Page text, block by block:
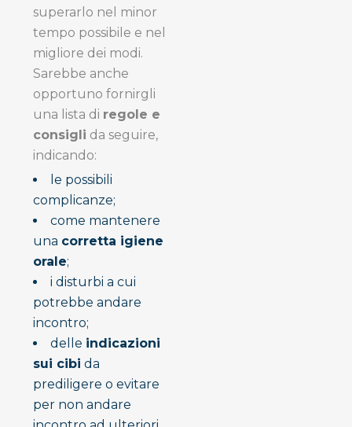
superarlo nel minor
tempo possibile e nel
migliore dei modi.
Sarebbe anche
opportuno fornirgli
una lista di regole e
consigli da seguire,
indicando:
le possibili
complicanze;
come mantenere
una corretta igiene
orale;
i disturbi a cui
potrebbe andare
incontro;
delle indicazioni
sui cibi da
prediligere o evitare
per non andare